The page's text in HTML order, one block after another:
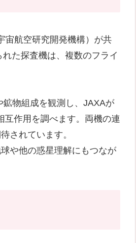
宙航空研究開発機構）が共
た探査機は、複数のフライ
物組成を観測し、JAXAが
互作用を調べます。両機の連
されています。
や他の惑星理解にもつなが